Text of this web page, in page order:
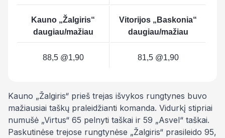
Kauno „Žalgiris“
daugiau/mažiau
Vitorijos „Baskonia“
daugiau/mažiau
88,5 @1,90 81,5 @1,90
Kauno „Žalgiris“ prieš trejas išvykos rungtynes buvo
mažiausiai taškų praleidžianti komanda. Vidurkį stipriai
numušė „Virtus“ 65 pelnyti taškai ir 59 „Asvel“ taškai.
Paskutinėse trejose rungtynėse „Žalgiris“ prasileido 95,